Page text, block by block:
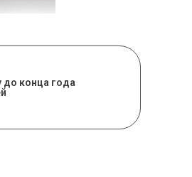
до конца года